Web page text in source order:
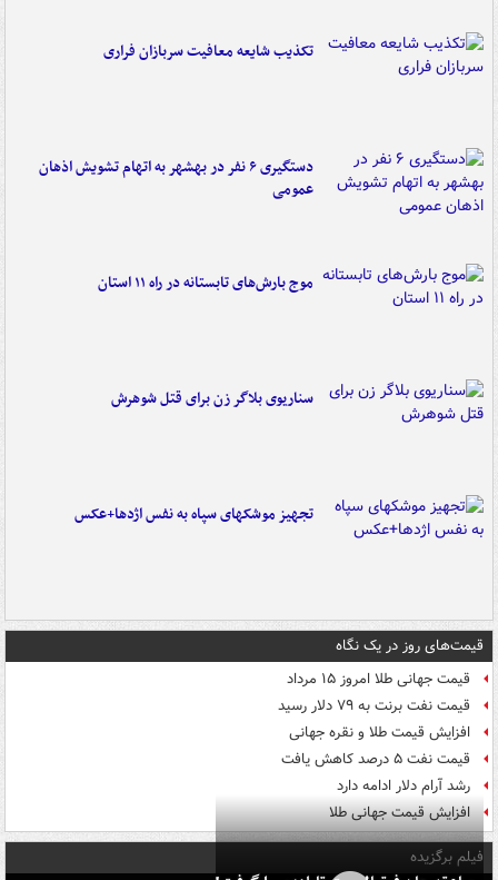
تکذیب شایعه معافیت سربازان فراری
دستگیری ۶ نفر در بهشهر به اتهام تشویش اذهان
عمومی
موج بارش‌های تابستانه در راه ۱۱ استان
سناریوی بلاگر زن برای قتل شوهرش
تجهیز موشکهای سپاه به نفس اژدها+عکس
قیمت‌های روز در یک نگاه
قیمت جهانی طلا امروز ۱۵ مرداد
قیمت نفت برنت به ۷۹ دلار رسید
افزایش قیمت طلا و نقره جهانی
قیمت نفت ۵ درصد کاهش یافت
رشد آرام دلار ادامه دارد
افزایش قیمت جهانی طلا
فیلم برگزیده